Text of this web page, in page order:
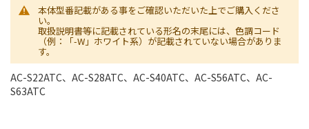
本体型番記載がある事をご確認いただいた上でご購入くださ
い。
取扱説明書等に記載されている形名の末尾には、色調コード
（例：「-W」ホワイト系）が記載されていない場合がありま
す。
AC-S22ATC、AC-S28ATC、AC-S40ATC、AC-S56ATC、AC-
S63ATC